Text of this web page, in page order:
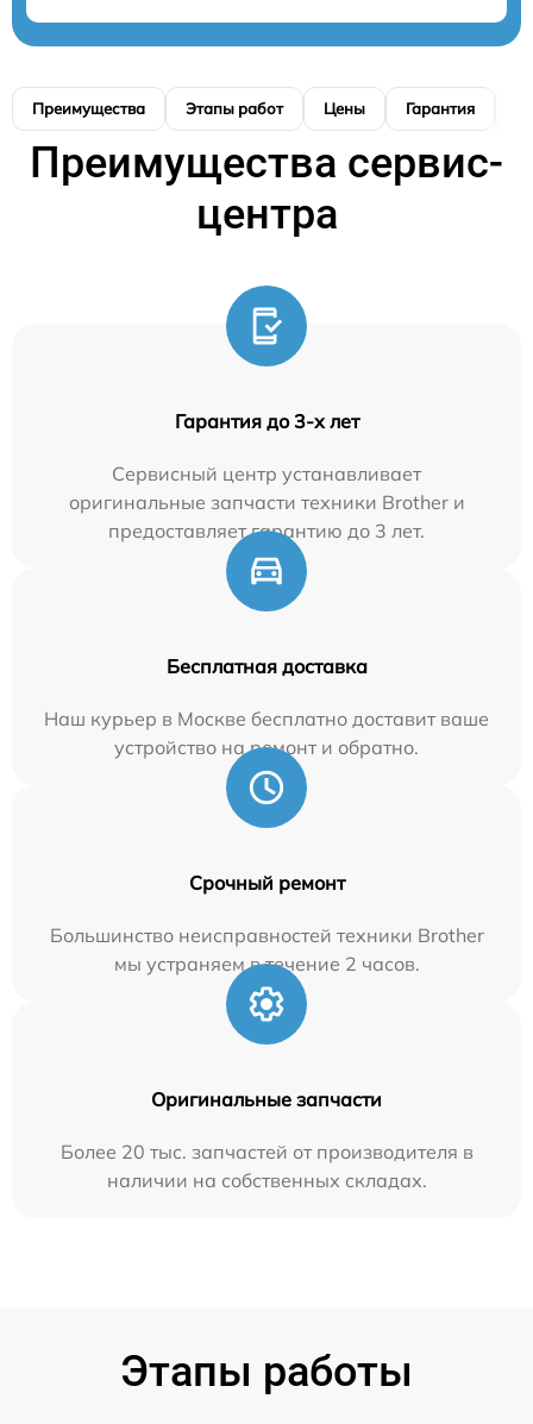
Преимущества Этапы работ Цены Гарантия
Преимущества сервис-
центра
Гарантия до 3-х лет
Сервисный центр устанавливает
оригинальные запчасти техники Brother и
предоставляет гарантию до 3 лет.
Бесплатная доставка
Наш курьер в Москве бесплатно доставит ваше
устройство на ремонт и обратно.
Срочный ремонт
Большинство неисправностей техники Brother
мы устраняем в течение 2 часов.
Оригинальные запчасти
Более 20 тыс. запчастей от производителя в
наличии на собственных складах.
Этапы работы